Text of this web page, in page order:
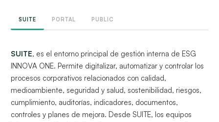
SUITE PORTAL PUBLIC
SUITE, es el entorno principal de gestión interna de ESG
INNOVA ONE. Permite digitalizar, automatizar y controlar los
procesos corporativos relacionados con calidad,
medioambiente, seguridad y salud, sostenibilidad, riesgos,
cumplimiento, auditorías, indicadores, documentos,
controles y planes de mejora. Desde SUITE, los equipos